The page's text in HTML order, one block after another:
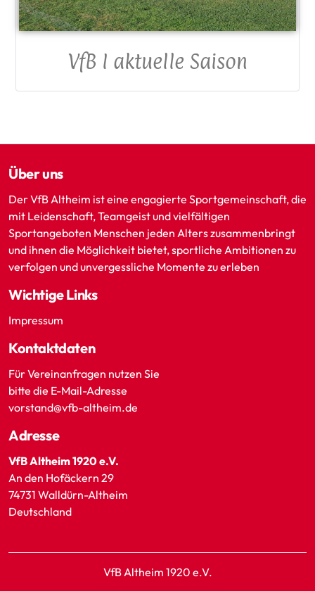
VfB I aktuelle Saison
Über uns
Der VfB Altheim ist eine engagierte Sportgemeinschaft, die
mit Leidenschaft, Teamgeist und vielfältigen
Sportangeboten Menschen jeden Alters zusammenbringt
und ihnen die Möglichkeit bietet, sportliche Ambitionen zu
verfolgen und unvergessliche Momente zu erleben
Wichtige Links
Impressum
Kontaktdaten
Für Vereinanfragen nutzen Sie
bitte die E-Mail-Adresse
vorstand@vfb-altheim.de
Adresse
VfB Altheim 1920 e.V.
An den Hofäckern 29
74731 Walldürn-Altheim
Deutschland
VfB Altheim 1920 e.V.